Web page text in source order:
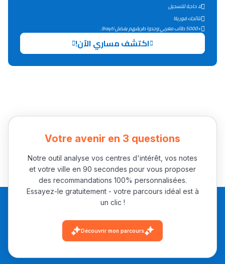
Collège au Maroc
التعليم الثانوي الإعدادي
+ de 89 Interviews/Vidéos
دليل المهن
ما يزيد عن 149 مهنة
دليل التوجيه
التوجيه بالثانوي و الإعدادي
لا حاجة للتسجيل
نتائجك فورية!
+5000 طالب مغربي وجدوا طريقهم بفضل 9rayti.
اكتشف مساري الآن!
Votre avenir en 3 questions
Notre outil analyse vos centres d'intérêt, vos notes
et votre ville en 90 secondes pour vous proposer
des recommandations 100% personnalisées.
Essayez-le gratuitement - votre parcours idéal est à
un clic !
Découvrir mon parcours